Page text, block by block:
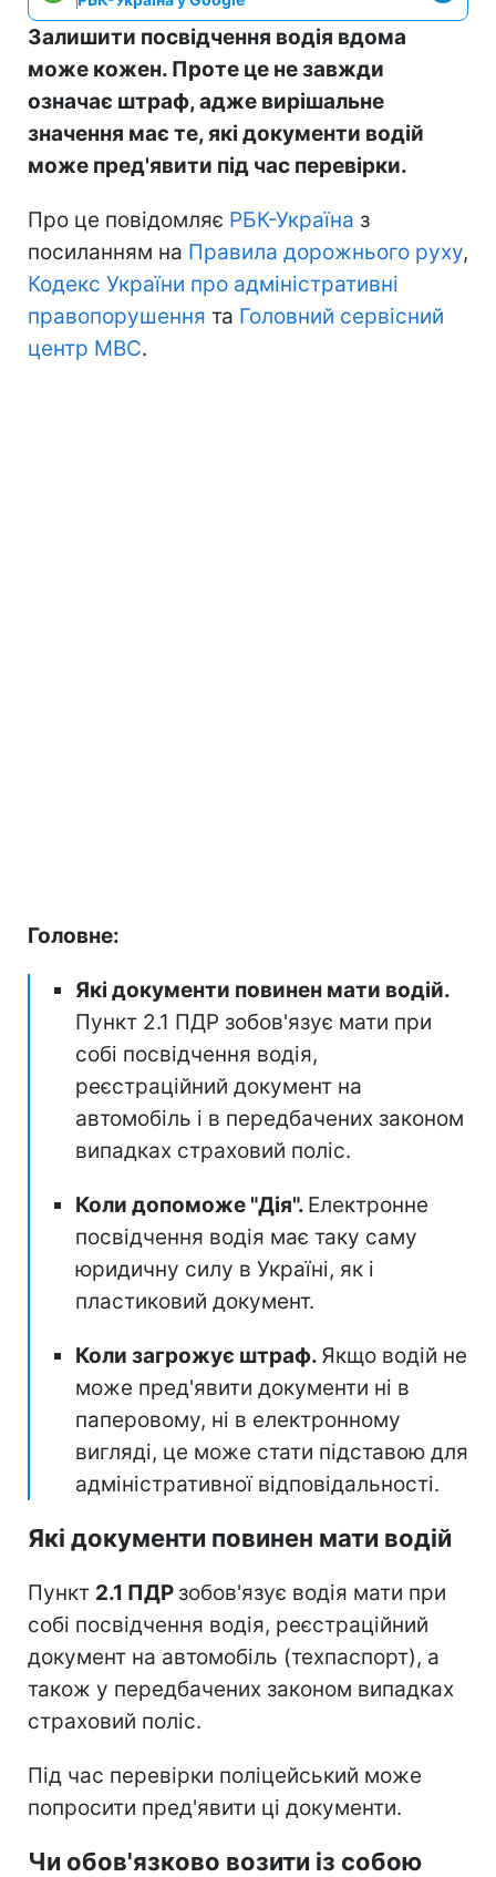
Залишити посвідчення водія вдома
може кожен. Проте це не завжди
означає штраф, адже вирішальне
значення має те, які документи водій
може пред'явити під час перевірки.
Про це повідомляє РБК-Україна з
посиланням на Правила дорожнього руху,
Кодекс України про адміністративні
правопорушення та Головний сервісний
центр МВС.
Головне:
Які документи повинен мати водій.
Пункт 2.1 ПДР зобов'язує мати при
собі посвідчення водія,
реєстраційний документ на
автомобіль і в передбачених законом
випадках страховий поліс.
Коли допоможе "Дія". Електронне
посвідчення водія має таку саму
юридичну силу в Україні, як і
пластиковий документ.
Коли загрожує штраф. Якщо водій не
може пред'явити документи ні в
паперовому, ні в електронному
вигляді, це може стати підставою для
адміністративної відповідальності.
Які документи повинен мати водій
Пункт 2.1 ПДР зобов'язує водія мати при
собі посвідчення водія, реєстраційний
документ на автомобіль (техпаспорт), а
також у передбачених законом випадках
страховий поліс.
Під час перевірки поліцейський може
попросити пред'явити ці документи.
Чи обов'язково возити із собою